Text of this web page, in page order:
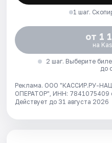
1 шаг.
от 1
на
2 шаг. Выберите
до
Реклама. ООО "КАССИР.РУ-
ОПЕРАТОР", ИНН: 7841075409
Действует до 31 августа 2026